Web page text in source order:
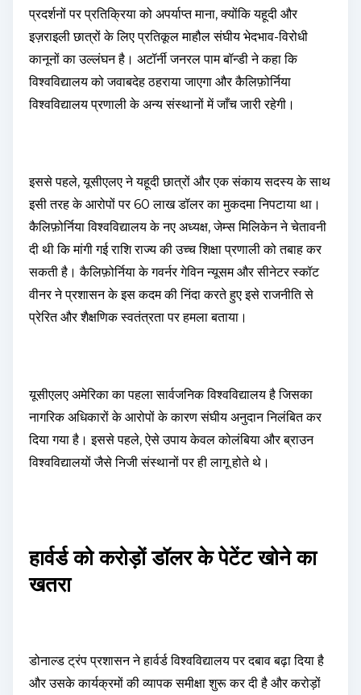
प्रदर्शनों पर प्रतिक्रिया को अपर्याप्त माना, क्योंकि यहूदी और
इज़राइली छात्रों के लिए प्रतिकूल माहौल संघीय भेदभाव-विरोधी
कानूनों का उल्लंघन है। अटॉर्नी जनरल पाम बॉन्डी ने कहा कि
विश्वविद्यालय को जवाबदेह ठहराया जाएगा और कैलिफ़ोर्निया
विश्वविद्यालय प्रणाली के अन्य संस्थानों में जाँच जारी रहेगी।
इससे पहले, यूसीएलए ने यहूदी छात्रों और एक संकाय सदस्य के साथ
इसी तरह के आरोपों पर 60 लाख डॉलर का मुकदमा निपटाया था।
कैलिफ़ोर्निया विश्वविद्यालय के नए अध्यक्ष, जेम्स मिलिकेन ने चेतावनी
दी थी कि मांगी गई राशि राज्य की उच्च शिक्षा प्रणाली को तबाह कर
सकती है। कैलिफ़ोर्निया के गवर्नर गेविन न्यूसम और सीनेटर स्कॉट
वीनर ने प्रशासन के इस कदम की निंदा करते हुए इसे राजनीति से
प्रेरित और शैक्षणिक स्वतंत्रता पर हमला बताया।
यूसीएलए अमेरिका का पहला सार्वजनिक विश्वविद्यालय है जिसका
नागरिक अधिकारों के आरोपों के कारण संघीय अनुदान निलंबित कर
दिया गया है। इससे पहले, ऐसे उपाय केवल कोलंबिया और ब्राउन
विश्वविद्यालयों जैसे निजी संस्थानों पर ही लागू होते थे।
हार्वर्ड को करोड़ों डॉलर के पेटेंट खोने का
खतरा
डोनाल्ड ट्रंप प्रशासन ने हार्वर्ड विश्वविद्यालय पर दबाव बढ़ा दिया है
और उसके कार्यक्रमों की व्यापक समीक्षा शुरू कर दी है और करोड़ों